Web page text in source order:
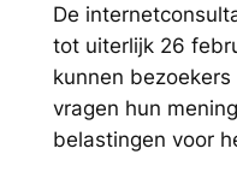
De
tot uiterlijk 26
kunnen
vragen hun
belastingen voor